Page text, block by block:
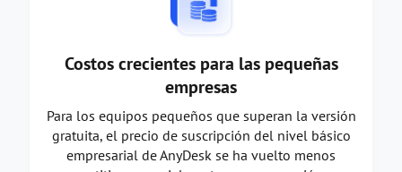
Costos crecientes para las pequeñas
empresas
Para los equipos pequeños que superan la versión
gratuita, el precio de suscripción del nivel básico
empresarial de AnyDesk se ha vuelto menos